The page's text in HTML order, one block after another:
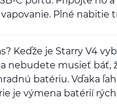
Plné nabitie
Keďže je Starry V4
nebudete musieť báť,
batériu. Vďaka
je výmena batérií